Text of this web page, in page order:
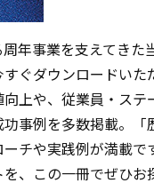
年事業を支えてきた
ぐダウンロードいた
上や、従業員・ステ
事例を多数掲載。「
チや実践例が満載で
、この一冊でぜひお